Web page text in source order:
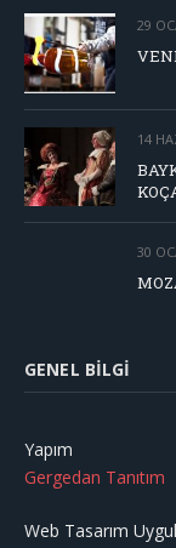
29
14
30
GENEL BILGI
Yapım
Gergedan Tanıtım
Web Tasarım